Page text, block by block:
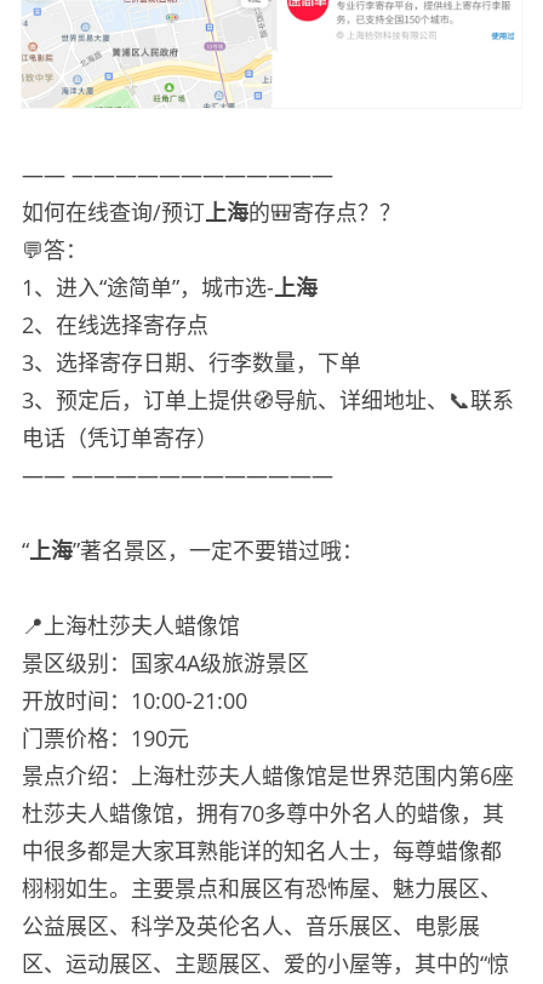
—— ————————————
如何在线查询/预订上海的🎒寄存点？？
💬答：
1、进入“途简单”，城市选- 上海
2、在线选择寄存点
3、选择寄存日期、行李数量，下单
3、预定后，订单上提供🧭导航、详细地址、📞联系
电话（凭订单寄存）
—— ————————————
“上海”著名景区，一定不要错过哦：
📍上海杜莎夫人蜡像馆
景区级别：国家4A级旅游景区
开放时间：10:00-21:00
门票价格：190元
景点介绍：上海杜莎夫人蜡像馆是世界范围内第6座
杜莎夫人蜡像馆，拥有70多尊中外名人的蜡像，其
中很多都是大家耳熟能详的知名人士，每尊蜡像都
栩栩如生。主要景点和展区有恐怖屋、魅力展区、
公益展区、科学及英伦名人、音乐展区、电影展
区、运动展区、主题展区、爱的小屋等，其中的“惊